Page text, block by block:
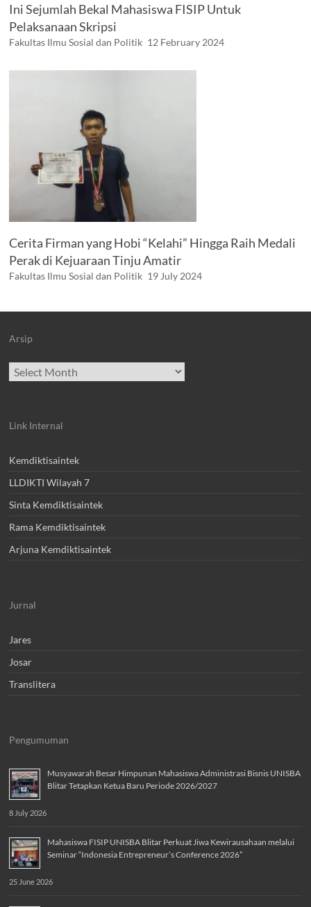
Ini Sejumlah Bekal Mahasiswa FISIP Untuk
Pelaksanaan Skripsi
Fakultas Ilmu Sosial dan Politik 12 February 2024
Cerita Firman yang Hobi “Kelahi” Hingga Raih Medali
Perak di Kejuaraan Tinju Amatir
Fakultas Ilmu Sosial dan Politik 19 July 2024
Arsip
Archives
Link Internal
Kemdiktisaintek
LLDIKTI Wilayah 7
Sinta Kemdiktisaintek
Rama Kemdiktisaintek
Arjuna Kemdiktisaintek
Jurnal
Jares
Josar
Translitera
Pengumuman
Musyawarah Besar Himpunan Mahasiswa Administrasi Bisnis UNISBA
Blitar Tetapkan Ketua Baru Periode 2026/2027
8 July 2026
Mahasiswa FISIP UNISBA Blitar Perkuat Jiwa Kewirausahaan melalui
Seminar “Indonesia Entrepreneur’s Conference 2026”
25 June 2026